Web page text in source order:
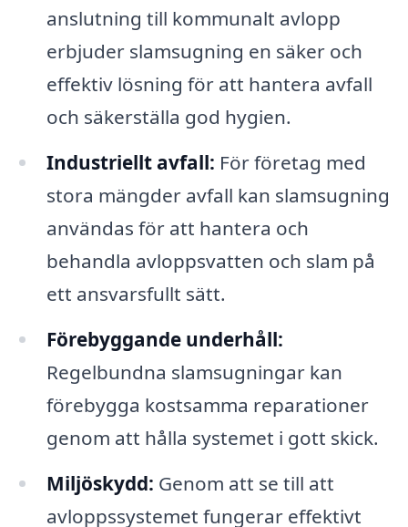
anslutning till kommunalt avlopp
erbjuder slamsugning en säker och
effektiv lösning för att hantera avfall
och säkerställa god hygien.
Industriellt avfall: För företag med
stora mängder avfall kan slamsugning
användas för att hantera och
behandla avloppsvatten och slam på
ett ansvarsfullt sätt.
Förebyggande underhåll:
Regelbundna slamsugningar kan
förebygga kostsamma reparationer
genom att hålla systemet i gott skick.
Miljöskydd: Genom att se till att
avloppssystemet fungerar effektivt